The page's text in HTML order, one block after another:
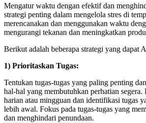
Mengatur waktu dengan efektif dan
strategi penting dalam mengelola stres di
merencanakan dan menggunakan waktu
mengurangi tekanan dan meningkatkan
Berikut adalah beberapa strategi yang dapat
1) Prioritaskan Tugas:
Tentukan tugas-tugas yang paling penting
hal-hal yang membutuhkan perhatian segera.
harian atau mingguan dan identifikasi tugas
lebih awal. Fokus pada tugas-tugas yang
dan menghindari penundaan.